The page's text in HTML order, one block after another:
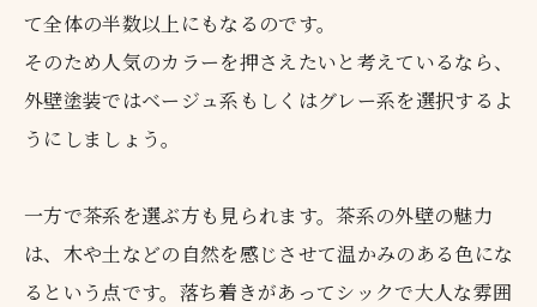
て全体の半数以上にもなるのです。
そのため人気のカラーを押さえたいと考えているなら、
外壁塗装ではベージュ系もしくはグレー系を選択するよ
うにしましょう。
一方で茶系を選ぶ方も見られます。茶系の外壁の魅力
は、木や土などの自然を感じさせて温かみのある色にな
るという点です。落ち着きがあってシックで大人な雰囲